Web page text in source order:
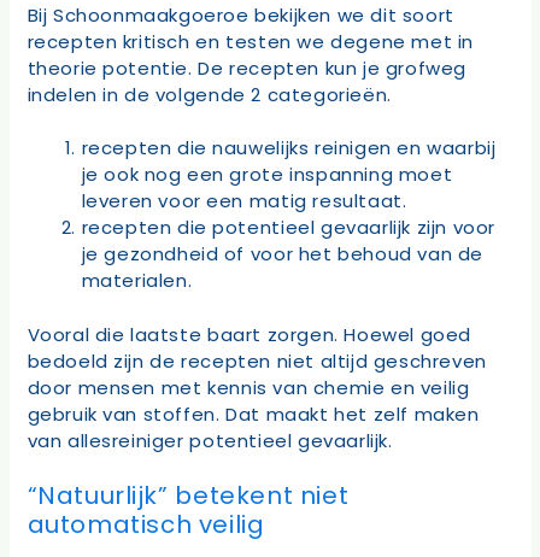
Bij Schoonmaakgoeroe bekijken we dit soort
recepten kritisch en testen we degene met in
theorie potentie. De recepten kun je grofweg
indelen in de volgende 2 categorieën.
recepten die nauwelijks reinigen en waarbij
je ook nog een grote inspanning moet
leveren voor een matig resultaat.
recepten die potentieel gevaarlijk zijn voor
je gezondheid of voor het behoud van de
materialen.
Vooral die laatste baart zorgen. Hoewel goed
bedoeld zijn de recepten niet altijd geschreven
door mensen met kennis van chemie en veilig
gebruik van stoffen. Dat maakt het zelf maken
van allesreiniger potentieel gevaarlijk.
“Natuurlijk” betekent niet
automatisch veilig